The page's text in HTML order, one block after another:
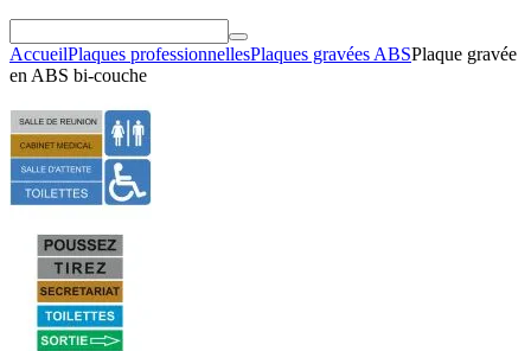
AccueilPlaques professionnellesPlaques gravées ABSPlaque gravée
en ABS bi-couche